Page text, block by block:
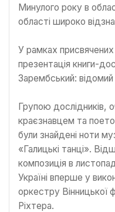
Минулого року в
області широко
У рамках присвячених
презентація книги-
Зарембський: відомий
Групою
краєзнавцем та
були знайдені ноти
«Галицькі танці».
композиція в
Україні вперше у
оркестру Вінницької
Ріхтера.